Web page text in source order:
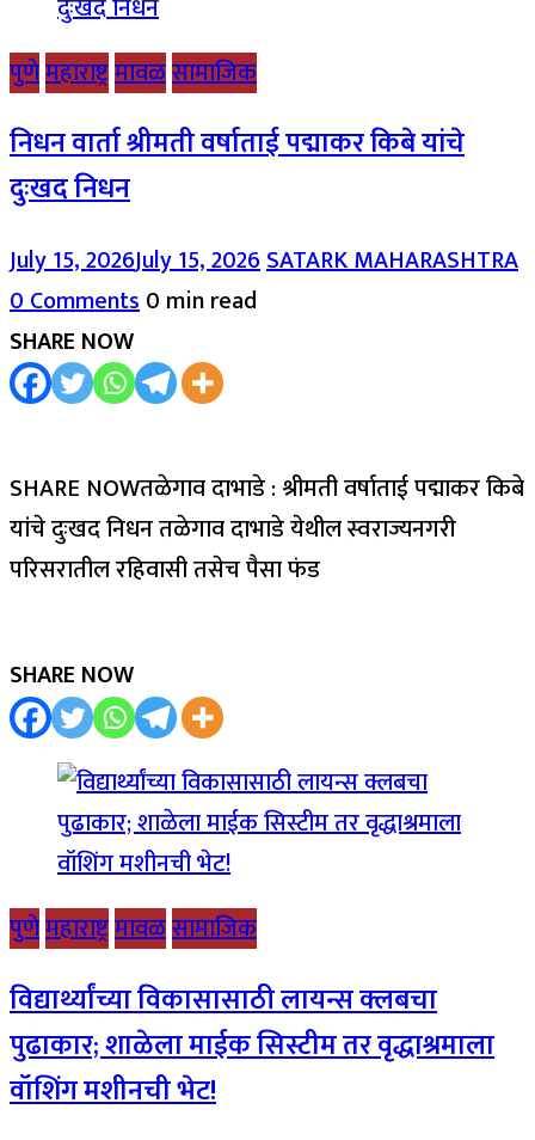
पुणेमहाराष्ट्रमावळसामाजिक
निधन वार्ता श्रीमती वर्षाताई पद्माकर किबे यांचे
दुःखद निधन
July 15, 2026July 15, 2026SATARK MAHARASHTRA
0 Comments0 min read
SHARE NOW
SHARE NOWतळेगाव दाभाडे : श्रीमती वर्षाताई पद्माकर किबे
यांचे दुःखद निधन तळेगाव दाभाडे येथील स्वराज्यनगरी
परिसरातील रहिवासी तसेच पैसा फंड
SHARE NOW
पुणेमहाराष्ट्रमावळसामाजिक
विद्यार्थ्यांच्या विकासासाठी लायन्स क्लबचा
पुढाकार; शाळेला माईक सिस्टीम तर वृद्धाश्रमाला
वॉशिंग मशीनची भेट!